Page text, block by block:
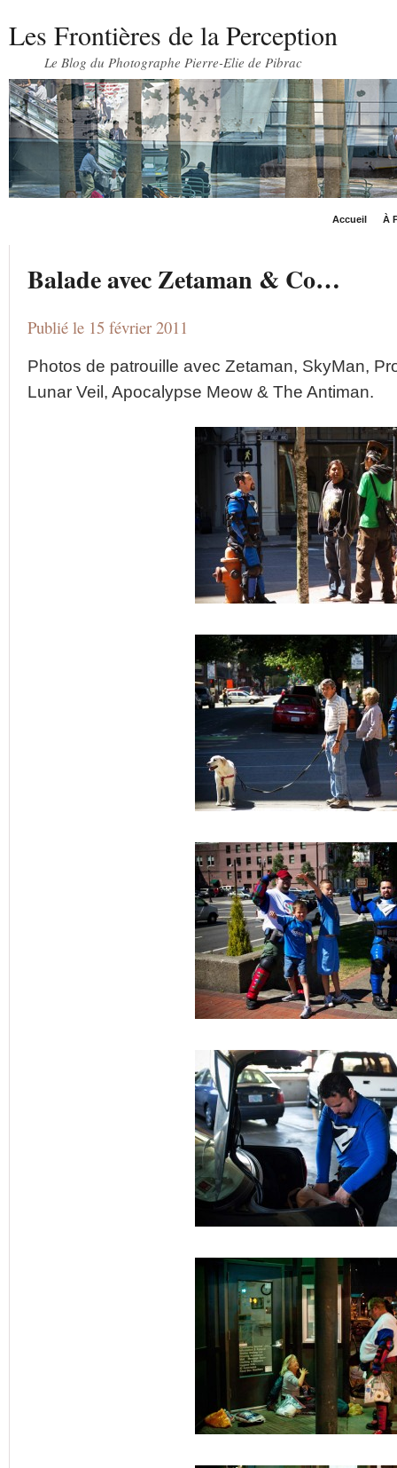
Les Frontières de la Perception
Le Blog du Photographe Pierre-Elie de Pibrac
Accueil À
Balade avec Zetaman & Co…
Publié le 15 février 2011
Photos de patrouille avec Zetaman, SkyMan,
Lunar Veil, Apocalypse Meow & The Antiman.